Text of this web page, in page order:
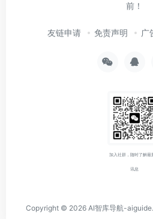
前！
友链申请 免责声明 广
加入社群，随时了解最
讯息
Copyright © 2026 AI智库导航-